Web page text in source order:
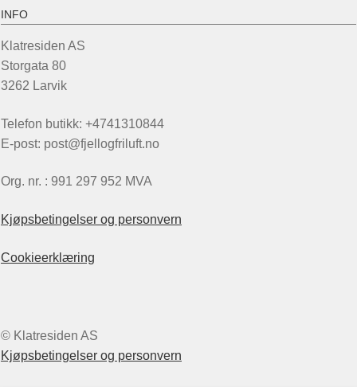
INFO
Klatresiden AS
Storgata 80
3262 Larvik
Telefon butikk: +4741310844
E-post: post@fjellogfriluft.no
Org. nr. : 991 297 952 MVA
Kjøpsbetingelser og personvern
Cookieerklæring
© Klatresiden AS
Kjøpsbetingelser og personvern